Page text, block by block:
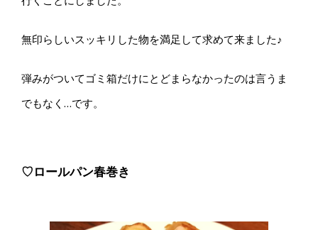
無印らしいスッキリした物を満足して求めて来ました♪
弾みがついてゴミ箱だけにとどまらなかったのは言うま
でもなく…です。
♡ロールパン春巻き